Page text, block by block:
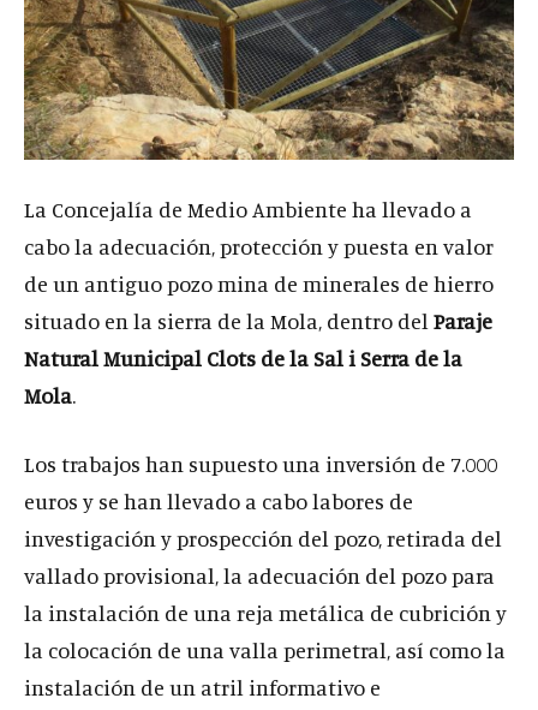
La Concejalía de Medio Ambiente ha llevado a
cabo la adecuación, protección y puesta en valor
de un antiguo pozo mina de minerales de hierro
situado en la sierra de la Mola, dentro del Paraje
Natural Municipal Clots de la Sal i Serra de la
Mola.
Los trabajos han supuesto una inversión de 7.000
euros y se han llevado a cabo labores de
investigación y prospección del pozo, retirada del
vallado provisional, la adecuación del pozo para
la instalación de una reja metálica de cubrición y
la colocación de una valla perimetral, así como la
instalación de un atril informativo e